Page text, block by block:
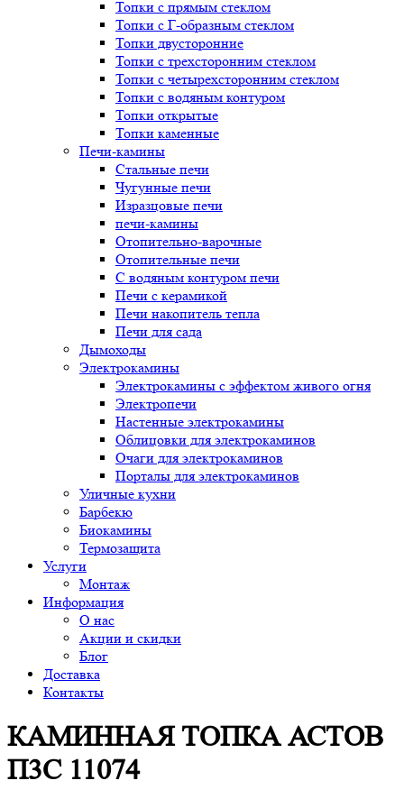
Топки с прямым стеклом
Топки с Г-образным стеклом
Топки двусторонние
Топки с трехсторонним стеклом
Топки с четырехсторонним стеклом
Топки с водяным контуром
Топки открытые
Топки каменные
Печи-камины
Стальные печи
Чугунные печи
Изразцовые печи
печи-камины
Отопительно-варочные
Отопительные печи
С водяным контуром печи
Печи с керамикой
Печи накопитель тепла
Печи для сада
Дымоходы
Электрокамины
Электрокамины с эффектом живого огня
Электропечи
Настенные электрокамины
Облицовки для электрокаминов
Очаги для электрокаминов
Порталы для электрокаминов
Уличные кухни
Барбекю
Биокамины
Термозащита
Услуги
Монтаж
Информация
О нас
Акции и скидки
Блог
Доставка
Контакты
КАМИННАЯ ТОПКА АСТОВ
П3С 11074